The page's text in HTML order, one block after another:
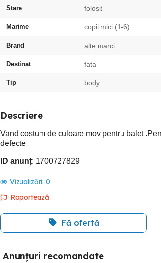
Stare folosit
Marime copii mici (1-6)
Brand alte marci
Destinat fata
Tip body
Descriere
Vand costum de culoare mov pentru balet
defecte
ID anunț: 1700727829
Vizualizări: 0
Raportează
Fă ofertă
Anunțuri recomandate